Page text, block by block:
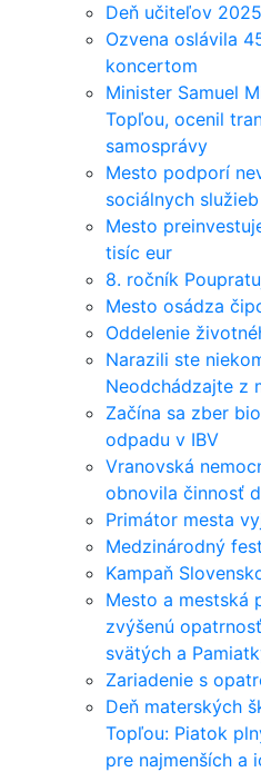
Deň učiteľov 2025
Ozvena oslávila
koncertom
Minister Samuel
Topľou, ocenil
samosprávy
Mesto podporí
sociálnych služieb
Mesto
tisíc eur
8. ročník
Mesto osádza
Oddelenie
Narazili ste
Neodchádzajte z
Začína sa zber
odpadu v IBV
Vranovská
obnovila činnosť
Primátor mesta
Medzinárodný
Kampaň
Mesto a mestská
zvýšenú
svätých a
Zariadenie s
Deň materských
Topľou: Piatok
pre najmenších a